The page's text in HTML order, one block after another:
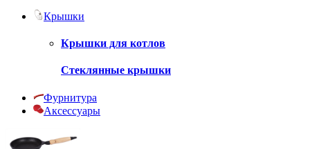
Крышки
Крышки для котлов
Стеклянные крышки
Фурнитура
Аксессуары